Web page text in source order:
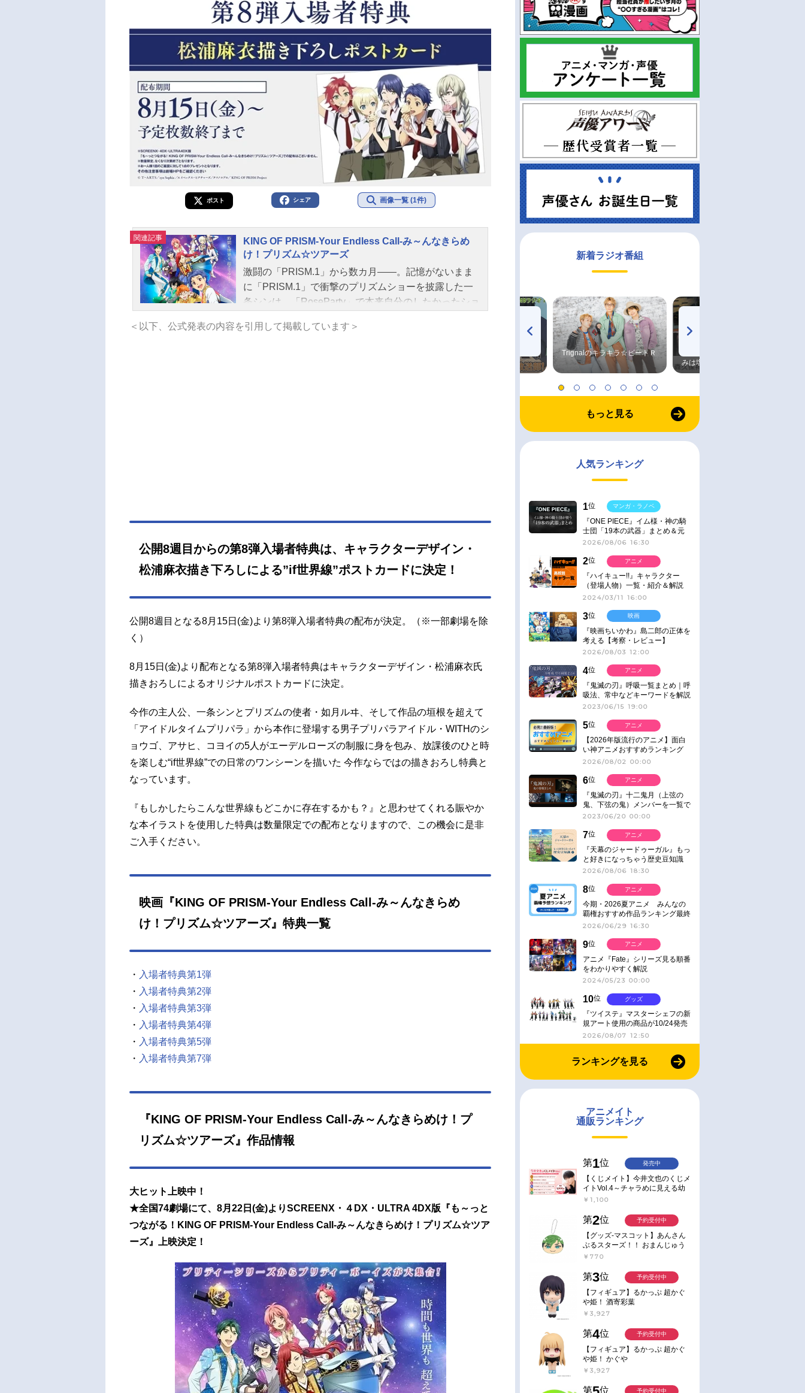
ポスト シェア 画像一覧 (1件)
関連記事
KING OF PRISM-Your Endless Call-み～んなきらめ
け！プリズム☆ツアーズ
激闘の「PRISM.1」から数カ月――。記憶がないまま
に「PRISM.1」で衝撃のプリズムショーを披露した一
条シンは、「RoseParty」で本来自分のしたかったショ
ていた。落ち込むシンを元気づけるため、プリズムス
―。さらに、シンの体に眠るシャインの魂、そしてル
ヰを抹消するため、プリズムワールドからは最期の使
者“アヰ”が解き放たれる。果たしてシン達は無事元の世
界へと戻ることができるのか！？“プリズムアクト”――
＜以下、公式発表の内容を引用して掲載しています＞
公開8週目からの第8弾入場者特典は、キャラクターデザイン・
松浦麻衣描き下ろしによる”if世界線”ポストカードに決定！
公開8週目となる8月15日(金)より第8弾入場者特典の配布が決定。（※一部劇場を除
く）
8月15日(金)より配布となる第8弾入場者特典はキャラクターデザイン・松浦麻衣氏
描きおろしによるオリジナルポストカードに決定。
今作の主人公、一条シンとプリズムの使者・如月ルヰ、そして作品の垣根を超えて
「アイドルタイムプリパラ」から本作に登場する男子プリパラアイドル・WITHのシ
ョウゴ、アサヒ、コヨイの5人がエーデルローズの制服に身を包み、放課後のひと時
を楽しむ“if世界線”での日常のワンシーンを描いた 今作ならではの描きおろし特典と
なっています。
『もしかしたらこんな世界線もどこかに存在するかも？』と思わせてくれる賑やか
な本イラストを使用した特典は数量限定での配布となりますので、この機会に是非
ご入手ください。
映画『KING OF PRISM-Your Endless Call-み～んなきらめ
け！プリズム☆ツアーズ』特典一覧
・ 入場者特典第1弾
・ 入場者特典第2弾
・ 入場者特典第3弾
・ 入場者特典第4弾
・ 入場者特典第5弾
・ 入場者特典第7弾
『KING OF PRISM-Your Endless Call-み～んなきらめけ！プ
リズム☆ツアーズ』作品情報
大ヒット上映中！
★全国74劇場にて、8月22日(金)よりSCREENX・４DX・ULTRA 4DX版『も～っと
つながる！KING OF PRISM-Your Endless Call-み～んなきらめけ！プリズム☆ツア
ーズ』上映決定！
新着ラジオ番組
Trignalのキラキラ☆ビートＲ
みは塩だけ
もっと見る
人気ランキング
1位
『ONE PIECE』イム様・神の騎
士団「19本の武器」まとめ＆元
ネタ
2026/08/06 16:30
マンガ・ラノベ
2位
『ハイキュー!!』キャラクター
（登場人物）一覧・紹介＆解説
2024/03/11 16:00
アニメ
3位
『映画ちいかわ』島二郎の正体を
考える【考察・レビュー】
2026/08/03 12:00
映画
4位
『鬼滅の刃』呼吸一覧まとめ｜呼
吸法、常中などキーワードを解説
2023/06/15 19:00
アニメ
5位
【2026年版流行のアニメ】面白
い神アニメおすすめランキング
【名作・話題作】｜ジャンル別人
2026/08/02 00:00
アニメ
6位
『鬼滅の刃』十二鬼月（上弦の
鬼、下弦の鬼）メンバーを一覧で
紹介＆解説（登場鬼の情報まと
2023/06/20 00:00
アニメ
7位
『天幕のジャードゥーガル』もっ
と好きになっちゃう歴史豆知識
2026/08/06 18:30
アニメ
8位
今期・2026夏アニメ みんなの
覇権おすすめ作品ランキング最終
結果発表！
2026/06/29 16:30
アニメ
9位
アニメ『Fate』シリーズ見る順番
をわかりやすく解説
2024/05/23 00:00
アニメ
10位
『ツイステ』マスターシェフの新
規アート使用の商品が10/24発売
2026/08/07 12:50
グッズ
ランキングを見る
アニメイト
通販ランキング
第1位
【くじメイト】今井文也のくじメ
イトVol.4～チャラめに見える幼
馴染、実は一途で独占欲が強いん
￥1,100
発売中
第2位
【グッズ-マスコット】あんさん
ぶるスターズ！！ おまんじゅう
にぎにぎマスコット ねくすと2
￥770
予約受付中
第3位
【フィギュア】るかっぷ 超かぐ
や姫！ 酒寄彩葉
￥3,927
予約受付中
第4位
【フィギュア】るかっぷ 超かぐ
や姫！ かぐや
￥3,927
予約受付中
第 位 予約受付中